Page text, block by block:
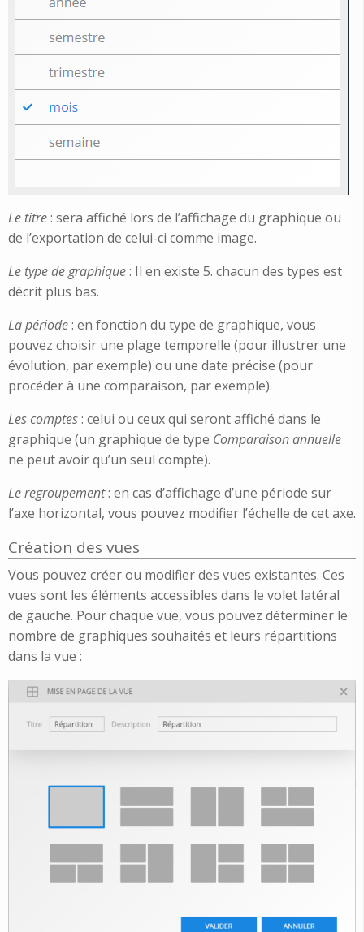
Le titre: sera affiché lors de l’affichage du graphique ou
de l’exportation de celui-ci comme image.
Le type de graphique: Il en existe 5. chacun des types est
décrit plus bas.
La période: en fonction du type de graphique, vous
pouvez choisir une plage temporelle (pour illustrer une
évolution, par exemple) ou une date précise (pour
procéder à une comparaison, par exemple).
Les comptes: celui ou ceux qui seront affiché dans le
graphique (un graphique de type Comparaison annuelle
ne peut avoir qu’un seul compte).
Le regroupement: en cas d’affichage d’une période sur
l’axe horizontal, vous pouvez modifier l’échelle de cet axe.
Création des vues
Vous pouvez créer ou modifier des vues existantes. Ces
vues sont les éléments accessibles dans le volet latéral
de gauche. Pour chaque vue, vous pouvez déterminer le
nombre de graphiques souhaités et leurs répartitions
dans la vue :